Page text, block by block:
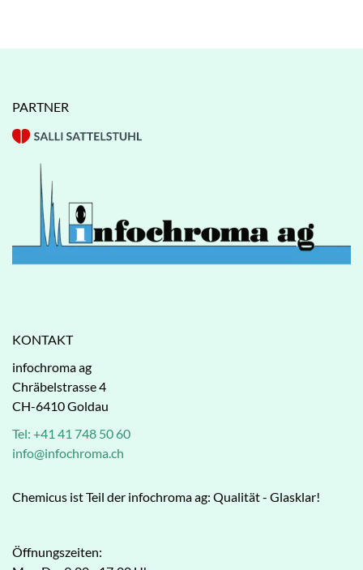
PARTNER
KONTAKT
infochroma ag
Chräbelstrasse 4
CH-6410 Goldau
Tel: +41 41 748 50 60
info@infochroma.ch
Chemicus ist Teil der infochroma ag: Qualität - Glasklar!
Öffnungszeiten: